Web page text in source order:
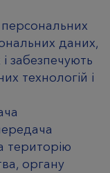
даних,
забезпечують
технологій і
територію
органу